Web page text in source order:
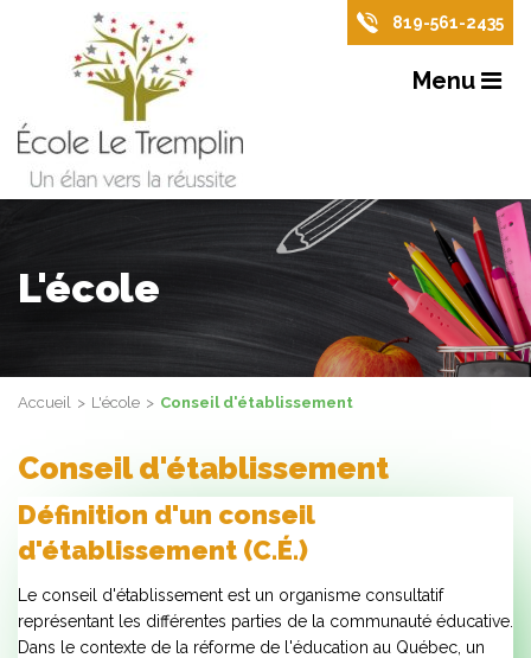
819-561-2435
Menu
L'école
Accueil L'école Conseil d'établissement
Conseil d'établissement
Définition d'un conseil
d'établissement (C.É.)
Le conseil d'établissement est un organisme consultatif
représentant les différentes parties de la communauté éducative.
Dans le contexte de la réforme de l'éducation au Québec, un